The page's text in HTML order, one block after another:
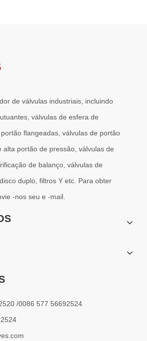
naval operam em alguns dos
de válvulas industriais, incluindo
válvulas de esfera de
flangeadas, válvulas de portão
alta portão de pressão, válvulas de
de balanço, válvulas de
duplo, filtros Y etc. Para obter
-nos seu e -mail.
/0086 577 56692524